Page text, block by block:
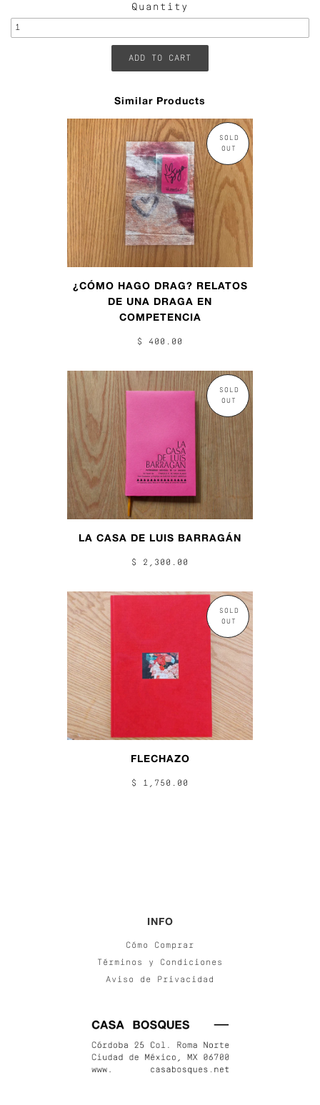
Quantity
Similar Products
SOLD
OUT
¿CÓMO HAGO DRAG? RELATOS
DE UNA DRAGA EN
COMPETENCIA
$ 400.00
SOLD
OUT
LA CASA DE LUIS BARRAGÁN
$ 2,300.00
SOLD
OUT
FLECHAZO
$ 1,750.00
INFO
Cómo Comprar
Términos y Condiciones
Aviso de Privacidad